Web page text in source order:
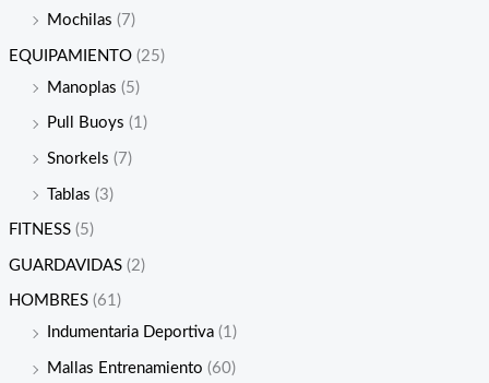
Mochilas (7)
EQUIPAMIENTO (25)
Manoplas (5)
Pull Buoys (1)
Snorkels (7)
Tablas (3)
FITNESS (5)
GUARDAVIDAS (2)
HOMBRES (61)
Indumentaria Deportiva (1)
Mallas Entrenamiento (60)